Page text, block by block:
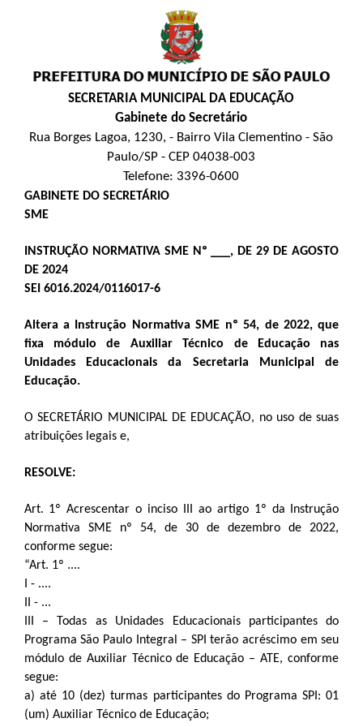
SECRETARIA MUNICIPAL DA EDUCAÇÃO
Gabinete do Secretário
Rua Borges Lagoa, 1230, - Bairro Vila Clementino - São
Paulo/SP - CEP 04038-003
Telefone: 3396-0600
GABINETE DO SECRETÁRIO
SME
INSTRUÇÃO NORMATIVA SME Nº ___, DE 29 DE AGOSTO
DE 2024
SEI 6016.2024/0116017-6
Altera a Instrução Normativa SME nº 54, de 2022, que
fixa módulo de Auxiliar Técnico de Educação nas
Unidades Educacionais da Secretaria Municipal de
Educação.
O SECRETÁRIO MUNICIPAL DE EDUCAÇÃO, no uso de suas
atribuições legais e,
RESOLVE:
Art. 1º Acrescentar o inciso III ao artigo 1º da Instrução
Normativa SME nº 54, de 30 de dezembro de 2022,
conforme segue:
“Art. 1º ....
I - ....
II - ...
III – Todas as Unidades Educacionais participantes do
Programa São Paulo Integral – SPI terão acréscimo em seu
módulo de Auxiliar Técnico de Educação – ATE, conforme
segue:
a) até 10 (dez) turmas participantes do Programa SPI: 01
(um) Auxiliar Técnico de Educação;